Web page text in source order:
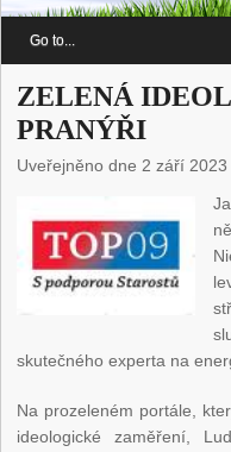
ZELENÁ
PRANÝŘI
Uveřejněno dne 2 září
skutečného experta na
Na prozeleném portále,
ideologické zaměření,